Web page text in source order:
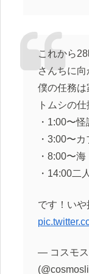
これから
さんちに向
僕の任務
トムシの
・1:00〜怪
・3:00〜
・8:00〜海
・14:00二
です！いや
— コスモス